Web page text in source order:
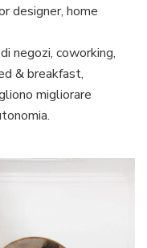
designer, home
negozi, coworking,
& breakfast,
migliorare